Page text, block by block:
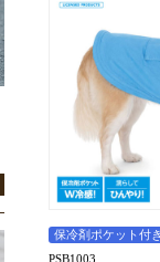
保冷剤ポケット付き
PSB1003